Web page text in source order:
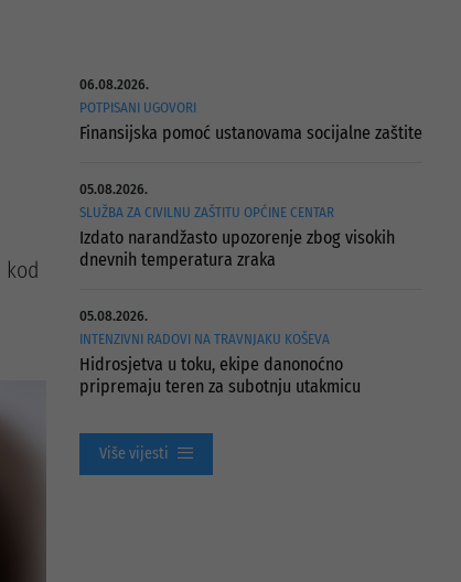
kod
06.08.2026.
POTPISANI UGOVORI
Finansijska pomoć ustanovama socijalne zaštite
05.08.2026.
SLUŽBA ZA CIVILNU ZAŠTITU OPĆINE CENTAR
Izdato narandžasto upozorenje zbog visokih
dnevnih temperatura zraka
05.08.2026.
INTENZIVNI RADOVI NA TRAVNJAKU KOŠEVA
Hidrosjetva u toku, ekipe danonoćno
pripremaju teren za subotnju utakmicu
Više vijesti